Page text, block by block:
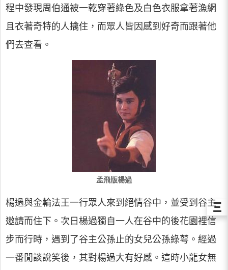
程中發現周伯通被一乾穿著綠色及白色衣服拿著漁網
且衣著奇特的人擒住，而眾人皆因感到好奇而跟著他
們去查看。
孟飛版楊過
楊過與金輪法王一行眾人來到絕情谷中，並受到谷主
邀請而住下。次日楊過獨自一人在谷中的後花園裡信
步而行時，遇到了谷主公孫止的女兒公孫綠萼。經過
一番閒談說笑後，其對楊過大有好感。這時小龍女無
Ξ